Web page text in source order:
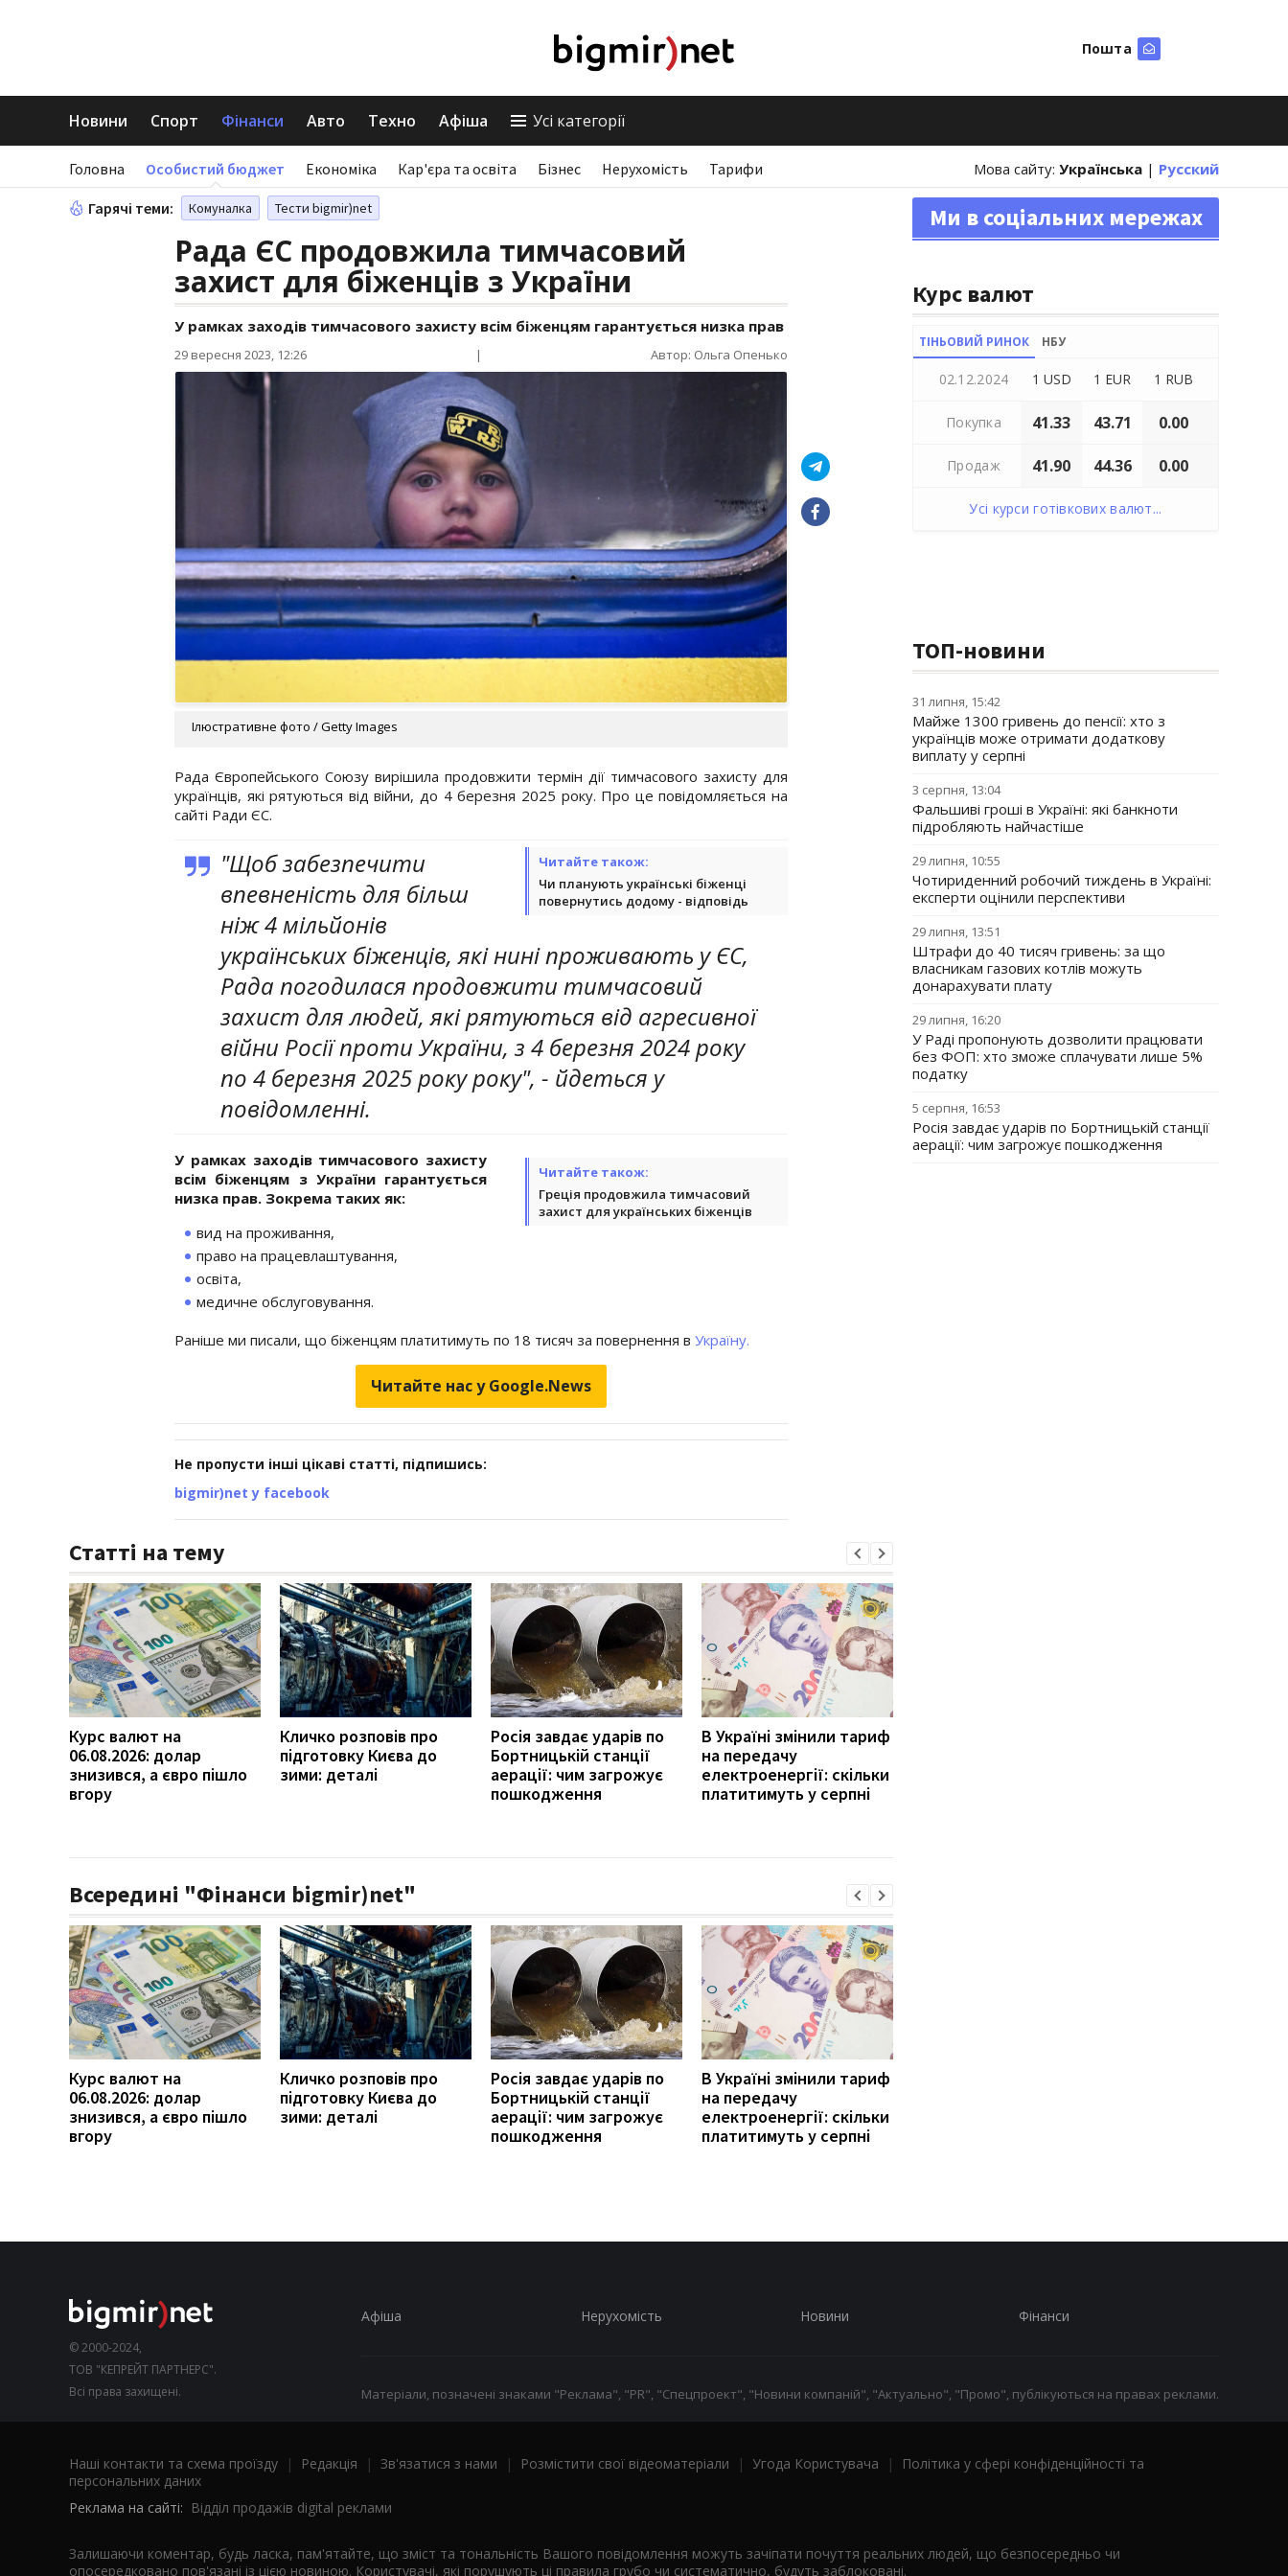
Пошта
Новини Спорт Фінанси Авто Техно Афіша Усі категорії
Головна Особистий бюджет Економіка Кар'єра та освіта Бізнес Нерухомість Тарифи Мова сайту: Українська | Русский
Гарячі теми: Комуналка Тести bigmir)net
Рада ЄС продовжила тимчасовий
захист для біженців з України
У рамках заходів тимчасового захисту всім біженцям гарантується низка прав
29 вересня 2023, 12:26 | Автор: Ольга Опенько
Ілюстративне фото / Getty Images
Рада Європейського Союзу вирішила продовжити термін дії тимчасового захисту для
українців, які рятуються від війни, до 4 березня 2025 року. Про це повідомляється на
сайті Ради ЄС.
Читайте також:
Чи планують українські біженці
повернутись додому - відповідь
"Щоб забезпечити
впевненість для більш
ніж 4 мільйонів
українських біженців, які нині проживають у ЄС,
Рада погодилася продовжити тимчасовий
захист для людей, які рятуються від агресивної
війни Росії проти України, з 4 березня 2024 року
по 4 березня 2025 року року", - йдеться у
повідомленні.
Читайте також:
Греція продовжила тимчасовий
захист для українських біженців
У рамках заходів тимчасового захисту
всім біженцям з України гарантується
низка прав. Зокрема таких як:
вид на проживання,
право на працевлаштування,
освіта,
медичне обслуговування.
Раніше ми писали, що біженцям платитимуть по 18 тисяч за повернення в Україну.
Читайте нас у Google.News
Не пропусти інші цікаві статті, підпишись:
bigmir)net у facebook
Статті на тему
Курс валют на
06.08.2026: долар
знизився, а євро пішло
вгору
Кличко розповів про
підготовку Києва до
зими: деталі
Росія завдає ударів по
Бортницькій станції
аерації: чим загрожує
пошкодження
В Україні змінили тариф
на передачу
електроенергії: скільки
платитимуть у серпні
Всередині "Фінанси bigmir)net"
Курс валют на
06.08.2026: долар
знизився, а євро пішло
вгору
Кличко розповів про
підготовку Києва до
зими: деталі
Росія завдає ударів по
Бортницькій станції
аерації: чим загрожує
пошкодження
В Україні змінили тариф
на передачу
електроенергії: скільки
платитимуть у серпні
Ми в соціальних мережах
Курс валют
ТІНЬОВИЙ РИНОК НБУ
02.12.2024 1 USD 1 EUR 1 RUB
Покупка 41.33 43.71 0.00
Продаж 41.90 44.36 0.00
Усі курси готівкових валют...
ТОП-новини
31 липня, 15:42
Майже 1300 гривень до пенсії: хто з
українців може отримати додаткову
виплату у серпні
3 серпня, 13:04
Фальшиві гроші в Україні: які банкноти
підробляють найчастіше
29 липня, 10:55
Чотириденний робочий тиждень в Україні:
експерти оцінили перспективи
29 липня, 13:51
Штрафи до 40 тисяч гривень: за що
власникам газових котлів можуть
донарахувати плату
29 липня, 16:20
У Раді пропонують дозволити працювати
без ФОП: хто зможе сплачувати лише 5%
податку
5 серпня, 16:53
Росія завдає ударів по Бортницькій станції
аерації: чим загрожує пошкодження
© 2000-2024,
ТОВ "КЕПРЕЙТ ПАРТНЕРС".
Всі права захищені.
Афіша Нерухомість Новини Фінанси
Матеріали, позначені знаками "Реклама", "PR", "Спецпроект", "Новини компаній", "Актуально", "Промо", публікуються на правах реклами.
Наші контакти та схема проїзду | Редакція | Зв'язатися з нами | Розмістити свої відеоматеріали | Угода Користувача |
Політика у сфері конфіденційності та
персональних даних
Реклама на сайті: Відділ продажів digital реклами
Залишаючи коментар, будь ласка, пам'ятайте, що зміст та тональність Вашого повідомлення можуть зачіпати почуття реальних людей, що безпосередньо чи
опосередковано пов'язані із цією новиною. Користувачі, які порушують ці правила грубо чи систематично, будуть заблоковані.